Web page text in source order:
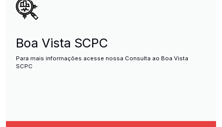
Boa Vista SCPC
Para mais informações acesse nossa Consulta ao Boa Vista
SCPC